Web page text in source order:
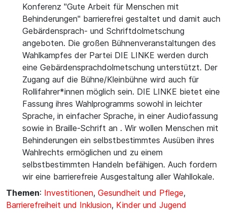
Konferenz "Gute Arbeit für Menschen mit
Behinderungen" barrierefrei gestaltet und damit auch
Gebärdensprach- und Schriftdolmetschung
angeboten. Die großen Bühnenveranstaltungen des
Wahlkampfes der Partei DIE LINKE werden durch
eine Gebärdensprachdolmetschung unterstützt. Der
Zugang auf die Bühne/Kleinbühne wird auch für
Rollifahrer*innen möglich sein. DIE LINKE bietet eine
Fassung ihres Wahlprogramms sowohl in leichter
Sprache, in einfacher Sprache, in einer Audiofassung
sowie in Braille-Schrift an . Wir wollen Menschen mit
Behinderungen ein selbstbestimmtes Ausüben ihres
Wahlrechts ermöglichen und zu einem
selbstbestimmten Handeln befähigen. Auch fordern
wir eine barrierefreie Ausgestaltung aller Wahllokale.
Themen: Investitionen, Gesundheit und Pflege,
Barrierefreiheit und Inklusion, Kinder und Jugend